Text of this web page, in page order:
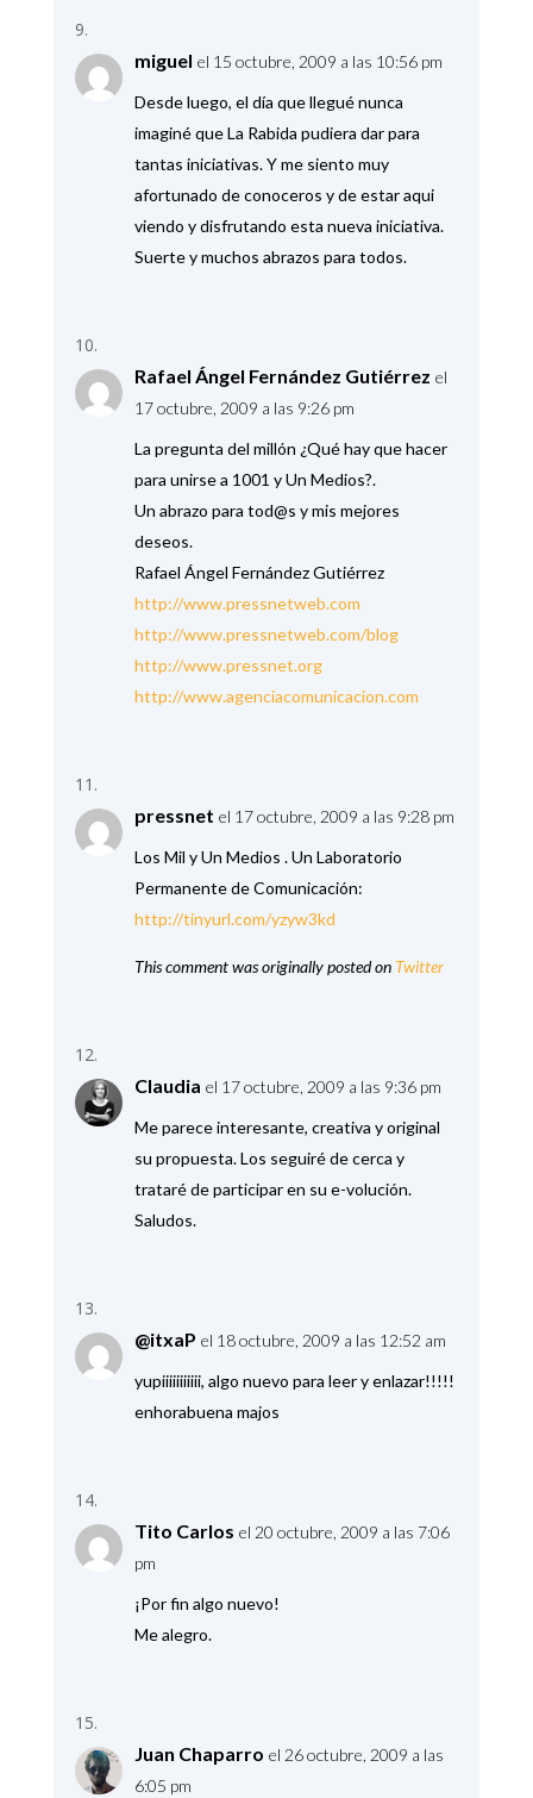
miguel el 15 octubre, 2009 a las 10:56 pm
Desde luego, el día que llegué nunca
imaginé que La Rabida pudiera dar para
tantas iniciativas. Y me siento muy
afortunado de conoceros y de estar aqui
viendo y disfrutando esta nueva iniciativa.
Suerte y muchos abrazos para todos.
Rafael Ángel Fernández Gutiérrez el
17 octubre, 2009 a las 9:26 pm
La pregunta del millón ¿Qué hay que hacer
para unirse a 1001 y Un Medios?.
Un abrazo para tod@s y mis mejores
deseos.
Rafael Ángel Fernández Gutiérrez
http://www.pressnetweb.com
http://www.pressnetweb.com/blog
http://www.pressnet.org
http://www.agenciacomunicacion.com
pressnet el 17 octubre, 2009 a las 9:28 pm
Los Mil y Un Medios . Un Laboratorio
Permanente de Comunicación:
http://tinyurl.com/yzyw3kd
This comment was originally posted on Twitter
Claudia el 17 octubre, 2009 a las 9:36 pm
Me parece interesante, creativa y original
su propuesta. Los seguiré de cerca y
trataré de participar en su e-volución.
Saludos.
@itxaP el 18 octubre, 2009 a las 12:52 am
yupiiiiiiiiiii, algo nuevo para leer y enlazar!!!!!
enhorabuena majos
Tito Carlos el 20 octubre, 2009 a las 7:06
pm
¡Por fin algo nuevo!
Me alegro.
Juan Chaparro el 26 octubre, 2009 a las
6:05 pm